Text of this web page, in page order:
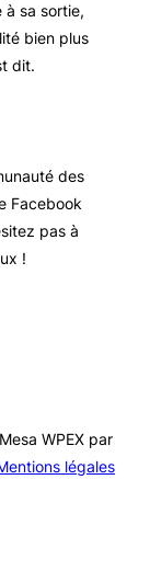
à sa sortie,
bien plus
dit.
des
Facebook
pas à
!
WPEX par
légales